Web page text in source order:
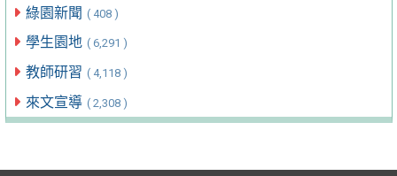
綠園新聞 ( 408 )
學生園地 ( 6,291 )
教師研習 ( 4,118 )
來文宣導 ( 2,308 )